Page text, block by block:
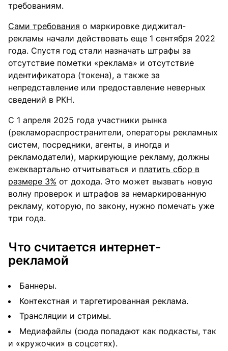
требованиям.
Сами требования о маркировке диджитал-
рекламы начали действовать еще 1 сентября 2022
года. Спустя год стали назначать штрафы за
отсутствие пометки «реклама» и отсутствие
идентификатора (токена), а также за
непредставление или предоставление неверных
сведений в РКН.
С 1 апреля 2025 года участники рынка
(рекламораспространители, операторы рекламных
систем, посредники, агенты, а иногда и
рекламодатели), маркирующие рекламу, должны
ежеквартально отчитываться и платить сбор в
размере 3% от дохода. Это может вызвать новую
волну проверок и штрафов за немаркированную
рекламу, которую, по закону, нужно помечать уже
три года.
Что считается интернет-
рекламой
Баннеры.
Контекстная и таргетированная реклама.
Трансляции и стримы.
Медиафайлы (сюда попадают как подкасты, так
и «кружочки» в соцсетях).